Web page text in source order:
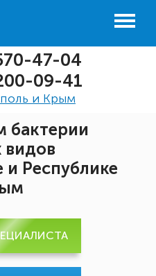
47-04
09-41
и Крым
бактерии
и Республике